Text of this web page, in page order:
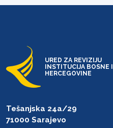
URED ZA REVIZIJU
INSTITUCIJA BOSNE I
HERCEGOVINE
Tešanjska 24a/29
71000 Sarajevo